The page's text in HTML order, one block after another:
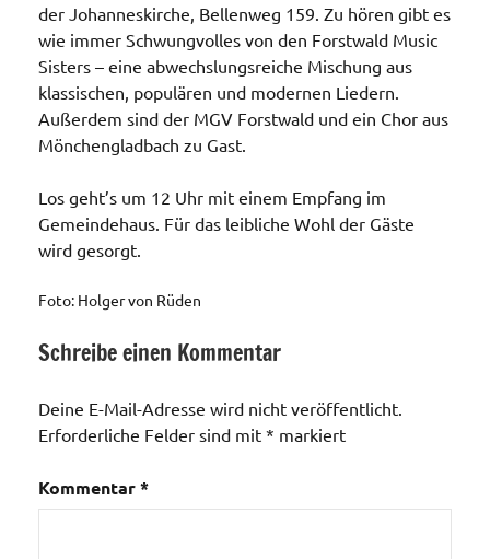
der Johanneskirche, Bellenweg 159. Zu hören gibt es
wie immer Schwungvolles von den Forstwald Music
Sisters – eine abwechslungsreiche Mischung aus
klassischen, populären und modernen Liedern.
Außerdem sind der MGV Forstwald und ein Chor aus
Mönchengladbach zu Gast.
Los geht’s um 12 Uhr mit einem Empfang im
Gemeindehaus. Für das leibliche Wohl der Gäste
wird gesorgt.
Foto: Holger von Rüden
Schreibe einen Kommentar
Deine E-Mail-Adresse wird nicht veröffentlicht.
Erforderliche Felder sind mit * markiert
Kommentar*